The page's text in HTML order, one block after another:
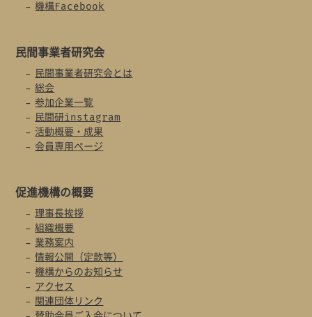
機構Facebook
民間事業者研究会
民間事業者研究会とは
総会
参加企業一覧
民間研instagram
活動概要・成果
会員専用ページ
促進機構の概要
理事長挨拶
組織概要
業務案内
情報公開（定款等）
機構からのお知らせ
アクセス
関連団体リンク